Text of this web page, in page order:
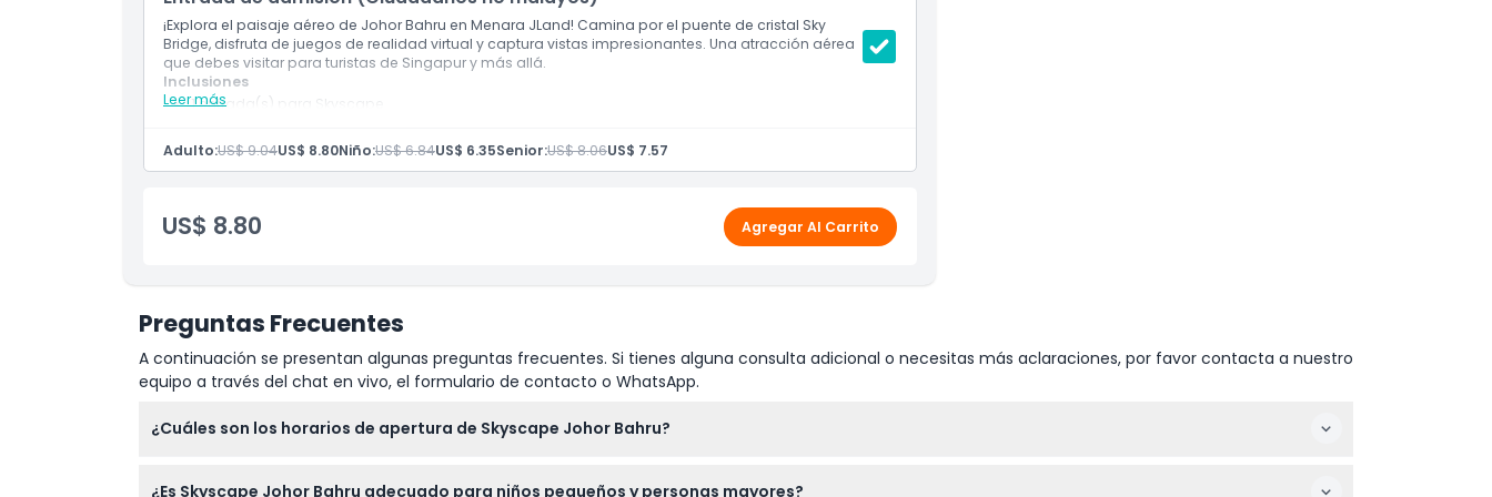
No Adecuado Para
Horario de Apertura
Cosas a Saber
Ubicación
Cómo Canjear
¡Explora el paisaje aéreo de Johor Bahru en Menara JLand! Camina por el puente de cristal Sky
Bridge, disfruta de juegos de realidad virtual y captura vistas impresionantes. Una atracción aérea
que debes visitar para turistas de Singapur y más allá.
Leer más
Inclusiones
1 entrada(s) para Skyscape
Adulto:US$ 9.04US$ 8.80Niño:US$ 6.84US$ 6.35Senior:US$ 8.06US$ 7.57
US$ 8.80 Agregar Al Carrito
Preguntas Frecuentes
A continuación se presentan algunas preguntas frecuentes. Si tienes alguna consulta adicional o necesitas más aclaraciones, por favor contacta a nuestro
equipo a través del chat en vivo, el formulario de contacto o WhatsApp.
¿Cuáles son los horarios de apertura de Skyscape Johor Bahru?
momento de la reserva).
¿Es Skyscape Johor Bahru adecuado para niños pequeños y personas mayores?